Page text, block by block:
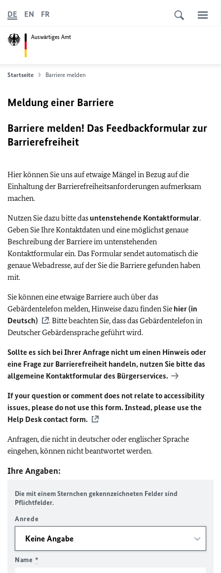
Auswärtiges Amt
DE EN FR
Startseite Barriere melden
Meldung einer Barriere
Barriere melden! Das Feedbackformular zur
Barrierefreiheit
Hier können Sie uns auf etwaige Mängel in Bezug auf die
Einhaltung der Barrierefreiheitsanforderungen aufmerksam
machen.
Nutzen Sie dazu bitte das untenstehende Kontaktformular.
Geben Sie Ihre Kontaktdaten und eine möglichst genaue
Beschreibung der Barriere im untenstehenden
Kontaktformular ein. Das Formular sendet automatisch die
genaue Webadresse, auf der Sie die Barriere gefunden haben
mit.
Sie können eine etwaige Barriere auch über das
Gebärdentelefon melden, Hinweise dazu finden Sie hier (in
Deutsch)
. Bitte beachten Sie, dass das Gebärdentelefon in
Deutscher Gebärdensprache geführt wird.
Sollte es sich bei Ihrer Anfrage nicht um einen Hinweis oder
eine Frage zur Barrierefreiheit handeln, nutzen Sie bitte das
allgemeine Kontaktformular des Bürgerservices.
If your question or comment does not relate to accessibility
issues, please do not use this form. Instead, please use the
Help Desk contact form.
Anfragen, die nicht in deutscher oder englischer Sprache
eingehen, können nicht beantwortet werden.
Ihre Angaben:
Die mit einem Sternchen gekennzeichneten Felder sind
Pflichtfelder.
Anrede
Name *